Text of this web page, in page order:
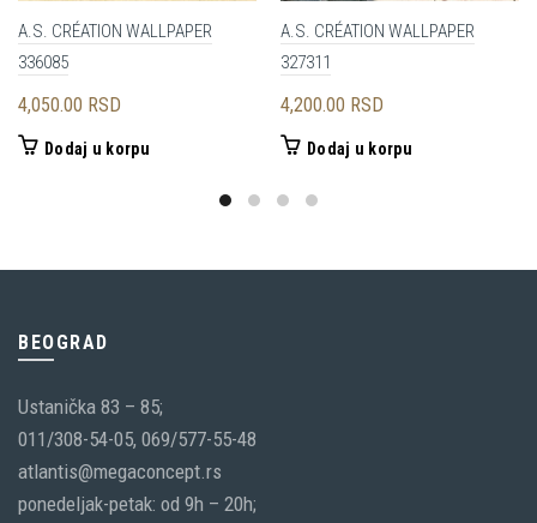
A.S. CRÉATION WALLPAPER
336085
4,050.00 RSD
Dodaj u korpu
A.S. CRÉATION WALLPAPER
327311
4,200.00 RSD
Dodaj u korpu
BEOGRAD
Ustanička 83 – 85;
011/308-54-05, 069/577-55-48
atlantis@megaconcept.rs
ponedeljak-petak: od 9h – 20h;